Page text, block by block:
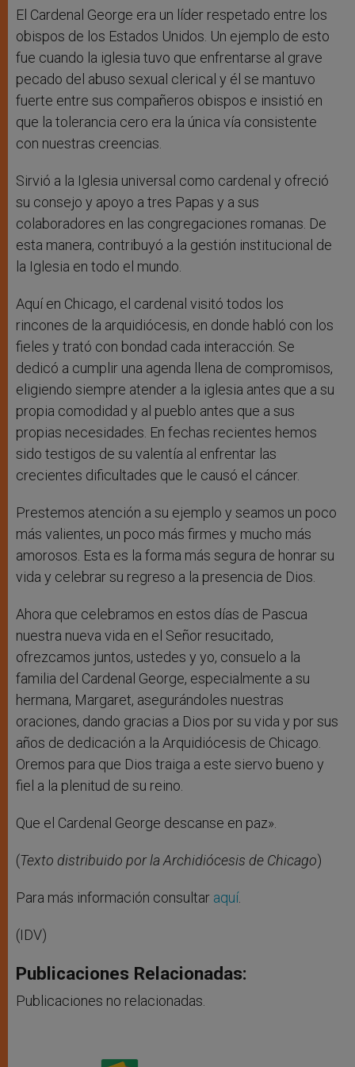
El Cardenal George era un líder respetado entre los
obispos de los Estados Unidos. Un ejemplo de esto
fue cuando la iglesia tuvo que enfrentarse al grave
pecado del abuso sexual clerical y él se mantuvo
fuerte entre sus compañeros obispos e insistió en
que la tolerancia cero era la única vía consistente
con nuestras creencias.
Sirvió a la Iglesia universal como cardenal y ofreció
su consejo y apoyo a tres Papas y a sus
colaboradores en las congregaciones romanas. De
esta manera, contribuyó a la gestión institucional de
la Iglesia en todo el mundo.
Aquí en Chicago, el cardenal visitó todos los
rincones de la arquidiócesis, en donde habló con los
fieles y trató con bondad cada interacción. Se
dedicó a cumplir una agenda llena de compromisos,
eligiendo siempre atender a la iglesia antes que a su
propia comodidad y al pueblo antes que a sus
propias necesidades. En fechas recientes hemos
sido testigos de su valentía al enfrentar las
crecientes dificultades que le causó el cáncer.
Prestemos atención a su ejemplo y seamos un poco
más valientes, un poco más firmes y mucho más
amorosos. Esta es la forma más segura de honrar su
vida y celebrar su regreso a la presencia de Dios.
Ahora que celebramos en estos días de Pascua
nuestra nueva vida en el Señor resucitado,
ofrezcamos juntos, ustedes y yo, consuelo a la
familia del Cardenal George, especialmente a su
hermana, Margaret, asegurándoles nuestras
oraciones, dando gracias a Dios por su vida y por sus
años de dedicación a la Arquidiócesis de Chicago.
Oremos para que Dios traiga a este siervo bueno y
fiel a la plenitud de su reino.
Que el Cardenal George descanse en paz».
(Texto distribuido por la Archidiócesis de Chicago)
Para más información consultar aquí.
(IDV)
Publicaciones Relacionadas:
Publicaciones no relacionadas.